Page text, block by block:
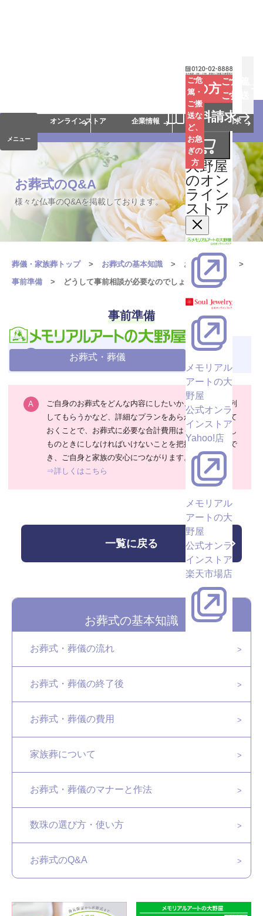
お葬式・葬儀
ご危
篤・
ご搬
送な
ど、
お急
ぎの
方
お急ぎの方ご危篤
ご搬送
資料請求
大野屋
のオン
ライン
ストア
メモリアル
アートの大
野屋
公式オンラ
インストア
Yahoo!店
メモリアル
アートの大
野屋
公式オンラ
インストア
楽天市場店
メニュー
お仏壇
会員サービス
オンラインストア
企業情報 資料請求
お葬式のQ&A
様々な仏事のQ&Aを掲載しております。
葬儀・家族葬トップ お葬式の基本知識
お葬式のQ&A
事前準備
どうして事前相談が必要なのでしょうか？
事前準備
どうして事前相談が必要なのでしょうか？
ご自身のお葬式をどんな内容にしたいか、どなたに参列
してもらうかなど、詳細なプランをあらかじめ相談して
おくことで、お葬式に必要な合計費用はもちろん、もし
ものときにしなければいけないことを把握することがで
き、ご自身と家族の安心につながります。
⇒詳しくはこちら
一覧に戻る
お葬式の基本知識
お葬式・葬儀の流れ
お葬式・葬儀の終了後
お葬式・葬儀の費用
家族葬について
お葬式・葬儀のマナーと作法
数珠の選び方・使い方
お葬式のQ&A